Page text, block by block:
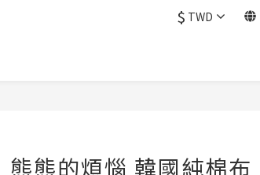
$ TWD
熊熊的煩惱 韓國純棉布